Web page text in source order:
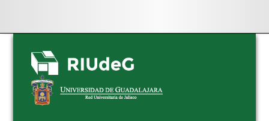
Skip
navigation